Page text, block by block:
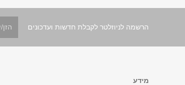
הרשמה לניוזלטר לקבלת חדשות ועדכונים
מידע